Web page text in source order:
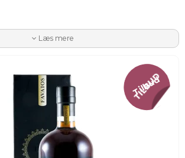
nederst på siden...
Læs mere
Tilbud